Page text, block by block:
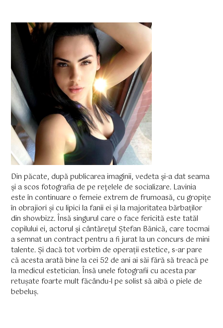
Din păcate, după publicarea imaginii, vedeta şi-a dat seama
şi a scos fotografia de pe reţelele de socializare. Lavinia
este în continuare o femeie extrem de frumoasă, cu gropițe
în obrajiori și cu lipici la fanii ei și la majoritatea bărbaților
din showbizz. Însă singurul care o face fericită este tatăl
copilului ei, actorul şi cântăreţul Ștefan Bănică, care tocmai
a semnat un contract pentru a fi jurat la un concurs de mini
talente. Și dacă tot vorbim de operații estetice, s-ar pare
că acesta arată bine la cei 52 de ani ai săi fără să treacă pe
la medicul estetician. Însă unele fotografii cu acesta par
retușate foarte mult făcându-l pe solist să aibă o piele de
bebeluș.